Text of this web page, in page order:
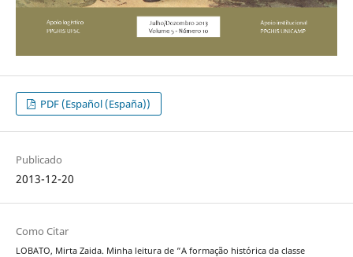
PDF (Español (España))
Publicado
2013-12-20
Como Citar
LOBATO, Mirta Zaida. Minha leitura de “A formação histórica da classe